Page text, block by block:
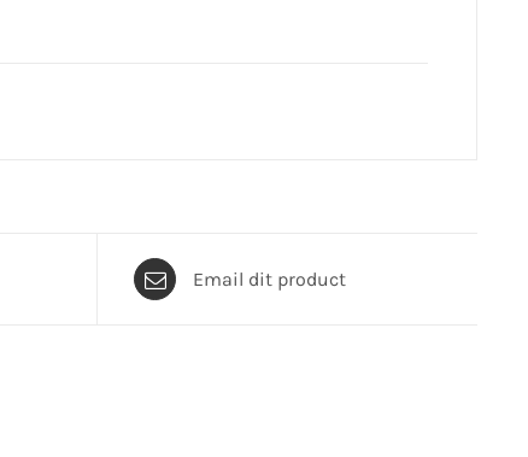
Email dit product